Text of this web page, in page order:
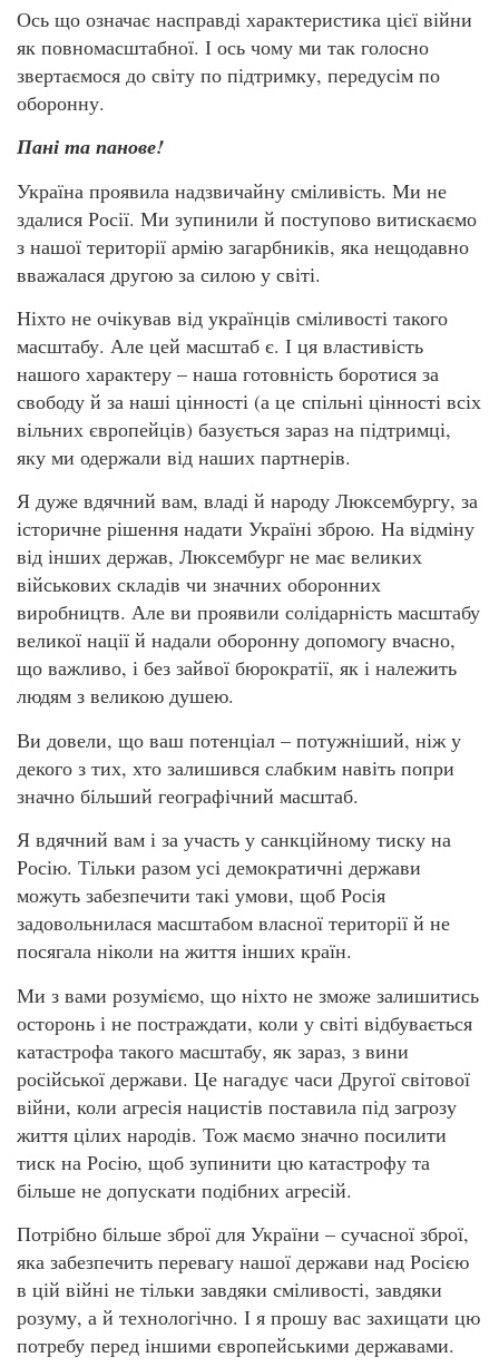
Ось що означає насправді характеристика цієї війни
як повномасштабної. І ось чому ми так голосно
звертаємося до світу по підтримку, передусім по
оборонну.
Пані та панове!
Україна проявила надзвичайну сміливість. Ми не
здалися Росії. Ми зупинили й поступово витискаємо
з нашої території армію загарбників, яка нещодавно
вважалася другою за силою у світі.
Ніхто не очікував від українців сміливості такого
масштабу. Але цей масштаб є. І ця властивість
нашого характеру – наша готовність боротися за
свободу й за наші цінності (а це спільні цінності всіх
вільних європейців) базується зараз на підтримці,
яку ми одержали від наших партнерів.
Я дуже вдячний вам, владі й народу Люксембургу, за
історичне рішення надати Україні зброю. На відміну
від інших держав, Люксембург не має великих
військових складів чи значних оборонних
виробництв. Але ви проявили солідарність масштабу
великої нації й надали оборонну допомогу вчасно,
що важливо, і без зайвої бюрократії, як і належить
людям з великою душею.
Ви довели, що ваш потенціал – потужніший, ніж у
декого з тих, хто залишився слабким навіть попри
значно більший географічний масштаб.
Я вдячний вам і за участь у санкційному тиску на
Росію. Тільки разом усі демократичні держави
можуть забезпечити такі умови, щоб Росія
задовольнилася масштабом власної території й не
посягала ніколи на життя інших країн.
Ми з вами розуміємо, що ніхто не зможе залишитись
осторонь і не постраждати, коли у світі відбувається
катастрофа такого масштабу, як зараз, з вини
російської держави. Це нагадує часи Другої світової
війни, коли агресія нацистів поставила під загрозу
життя цілих народів. Тож маємо значно посилити
тиск на Росію, щоб зупинити цю катастрофу та
більше не допускати подібних агресій.
Потрібно більше зброї для України – сучасної зброї,
яка забезпечить перевагу нашої держави над Росією
в цій війні не тільки завдяки сміливості, завдяки
розуму, а й технологічно. І я прошу вас захищати цю
потребу перед іншими європейськими державами.